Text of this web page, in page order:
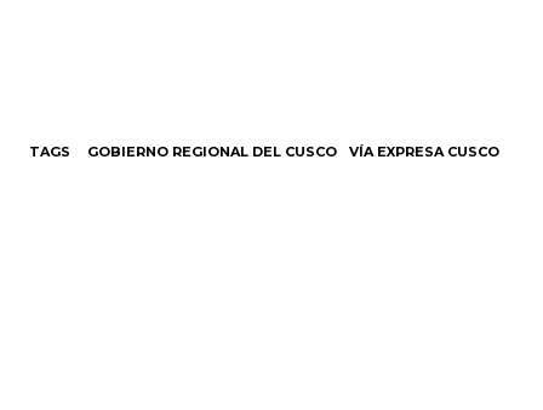
TAGS GOBIERNO REGIONAL DEL CUSCO VÍA EXPRESA CUSCO